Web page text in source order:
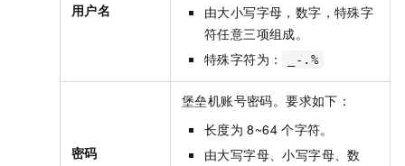
用户名
由大小写字母，数字，特殊字
符任意三项组成。
特殊字符为：
_-.%
密码
堡垒机账号密码。要求如下：
长度为 8~64 个字符。
由大写字母、小写字母、数